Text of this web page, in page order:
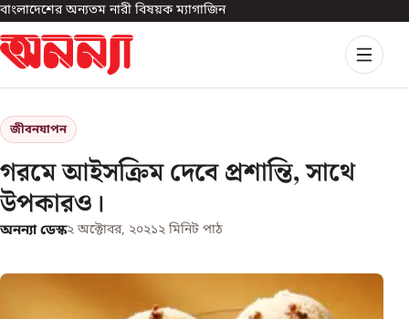
বাংলাদেশের অন্যতম নারী বিষয়ক ম্যাগাজিন
জীবনযাপন
গরমে আইসক্রিম দেবে প্রশান্তি, সাথে
উপকারও।
অনন্যা ডেস্ক২ অক্টোবর, ২০২১২ মিনিট পাঠ